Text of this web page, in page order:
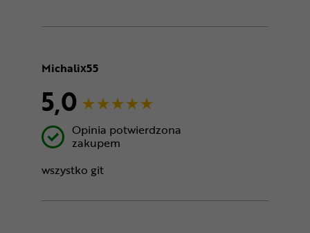
Michalix55
5,0
Opinia potwierdzona
zakupem
wszystko git